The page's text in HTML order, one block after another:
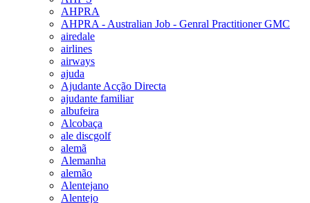
AHPRA
AHPRA - Australian Job - Genral Practitioner GMC
airedale
airlines
airways
ajuda
Ajudante Acção Directa
ajudante familiar
albufeira
Alcobaça
ale discgolf
alemã
Alemanha
alemão
Alentejano
Alentejo